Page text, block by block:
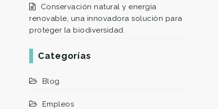
Conservación natural y energía
renovable, una innovadora solución para
proteger la biodiversidad.
Categorías
Blog
Empleos